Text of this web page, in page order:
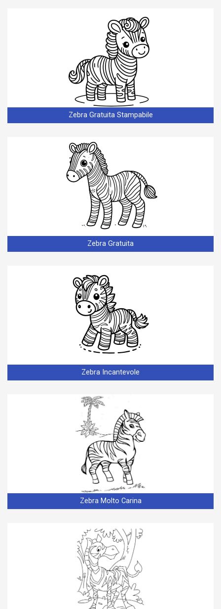
Zebra Gratuita Stampabile
Zebra Gratuita
Zebra Incantevole
Zebra Molto Carina